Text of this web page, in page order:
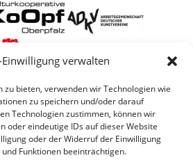
Einwilligung verwalten
zu bieten, verwenden wir Technologien wie
zu speichern und/oder darauf
Technologien zustimmen, können wir
oder eindeutige IDs auf dieser Website
oder der Widerruf der Einwilligung
Funktionen beeinträchtigen.
nächste→